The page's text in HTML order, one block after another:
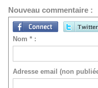
Nouveau commentaire :
Nom * :
Adresse email (non